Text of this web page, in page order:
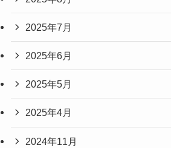
2025年7月
2025年6月
2025年5月
2025年4月
2024年11月